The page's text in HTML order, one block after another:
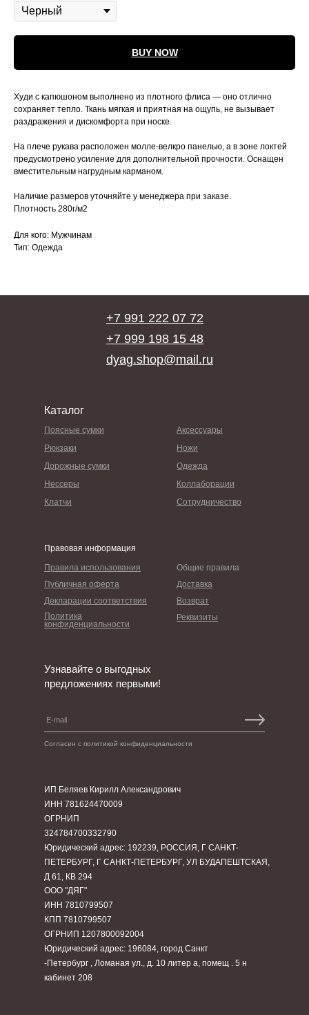
BUY NOW
Худи с капюшоном выполнено из плотного флиса — оно отлично
сохраняет тепло. Ткань мягкая и приятная на ощупь, не вызывает
раздражения и дискомфорта при носке.
На плече рукава расположен молле-велкро панелью, а в зоне локтей
предусмотрено усиление для дополнительной прочности. Оснащен
вместительным нагрудным карманом.
Наличие размеров уточняйте у менеджера при заказе.
Плотность 280г/м2
Для кого: Мужчинам
Тип: Одежда
Правила использования
+7 991 222 07 72
dyag.shop@mail.ru
Правовая информация
ИП Беляев Кирилл Александрович
ИНН 781624470009
ОГРНИП
324784700332790
Юридический адрес: 192239, РОССИЯ, Г САНКТ-
ПЕТЕРБУРГ, Г САНКТ-ПЕТЕРБУРГ, УЛ БУДАПЕШТСКАЯ,
Д 61, КВ 294
Каталог
Общие правила
Поясные сумки Аксессуары
Возврат
Декларации соответствия
Дорожные сумки Одежда
Реквизиты
Политика
конфиденциальности
Коллаборации
Нессеры
Доставка
Публичная оферта
Рюкзаки Ножи
Клатчи Сотрудничество
Согласен с политикой конфиденциальности
Узнавайте о выгодных
предложениях первыми!
ООО "ДЯГ"
ИНН 7810799507
КПП 7810799507
ОГРНИП 1207800092004
Юридический адрес: 196084, город Санкт
-Петербург , Ломаная ул., д. 10 литер а, помещ . 5 н
кабинет 208
+7 999 198 15 48